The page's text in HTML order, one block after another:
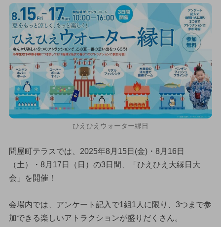
ひえひえウォーター縁日
問屋町テラスでは、2025年8月15日(金)・8月16日
（土）・8月17日（日）の3日間、「ひえひえ大縁日大
会」を開催！
会場内では、アンケート記入で1組1人に限り、3つまで参
加できる楽しいアトラクションが盛りだくさん。